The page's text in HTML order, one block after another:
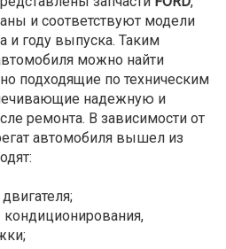
и соответствуют модели
и году выпуска. Таким
можно найти
подходящие по техническим
надежную и
ремонта. В зависимости от
автомобиля вышел из